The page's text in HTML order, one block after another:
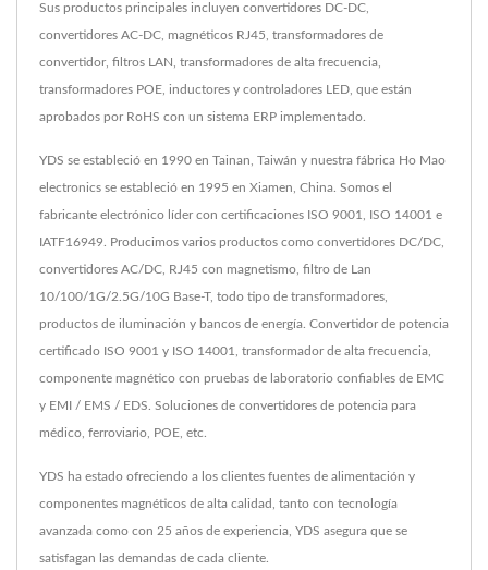
Sus productos principales incluyen convertidores DC-DC,
convertidores AC-DC, magnéticos RJ45, transformadores de
convertidor, filtros LAN, transformadores de alta frecuencia,
transformadores POE, inductores y controladores LED, que están
aprobados por RoHS con un sistema ERP implementado.
YDS se estableció en 1990 en Tainan, Taiwán y nuestra fábrica Ho Mao
electronics se estableció en 1995 en Xiamen, China. Somos el
fabricante electrónico líder con certificaciones ISO 9001, ISO 14001 e
IATF16949. Producimos varios productos como convertidores DC/DC,
convertidores AC/DC, RJ45 con magnetismo, filtro de Lan
10/100/1G/2.5G/10G Base-T, todo tipo de transformadores,
productos de iluminación y bancos de energía. Convertidor de potencia
certificado ISO 9001 y ISO 14001, transformador de alta frecuencia,
componente magnético con pruebas de laboratorio confiables de EMC
y EMI / EMS / EDS. Soluciones de convertidores de potencia para
médico, ferroviario, POE, etc.
YDS ha estado ofreciendo a los clientes fuentes de alimentación y
componentes magnéticos de alta calidad, tanto con tecnología
avanzada como con 25 años de experiencia, YDS asegura que se
satisfagan las demandas de cada cliente.